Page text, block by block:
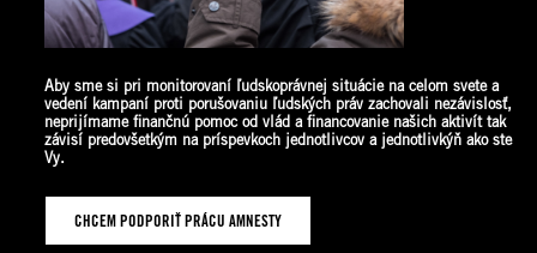
Aby sme si pri monitorovaní ľudskoprávnej situácie na celom svete a
vedení kampaní proti porušovaniu ľudských práv zachovali nezávislosť,
neprijímame finančnú pomoc od vlád a financovanie našich aktivít tak
závisí predovšetkým na príspevkoch jednotlivcov a jednotlivkýň ako ste
Vy.
CHCEM PODPORIŤ PRÁCU AMNESTY